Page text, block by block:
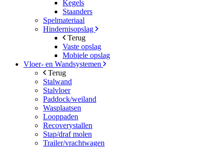
Kegels
Staanders
Spelmateriaal
Hindernisopslag
Terug
Vaste opslag
Mobiele opslag
Vloer- en Wandsystemen
Terug
Stalwand
Stalvloer
Paddock/weiland
Wasplaatsen
Looppaden
Recoverystallen
Stap/draf molen
Trailer/vrachtwagen